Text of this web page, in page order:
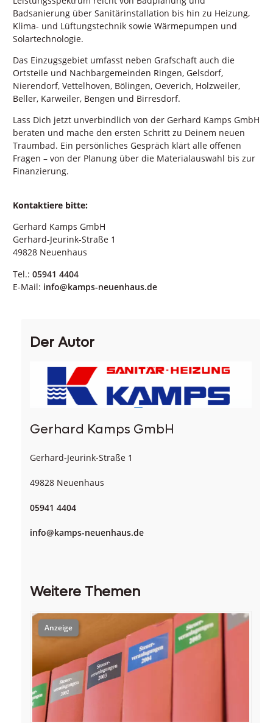
Badsanierung über Sanitärinstallation bis hin zu Heizung,
Klima- und Lüftungstechnik sowie Wärmepumpen und
Solartechnologie.
Das Einzugsgebiet umfasst neben Grafschaft auch die
Ortsteile und Nachbargemeinden Ringen, Gelsdorf,
Nierendorf, Vettelhoven, Bölingen, Oeverich, Holzweiler,
Beller, Karweiler, Bengen und Birresdorf.
Lass Dich jetzt unverbindlich von der Gerhard Kamps GmbH
beraten und mache den ersten Schritt zu Deinem neuen
Traumbad. Ein persönliches Gespräch klärt alle offenen
Fragen – von der Planung über die Materialauswahl bis zur
Finanzierung.
Kontaktiere bitte:
Gerhard Kamps GmbH
Gerhard-Jeurink-Straße 1
49828 Neuenhaus
Tel.: 05941 4404
E-Mail: info@kamps-neuenhaus.de
Der Autor
Gerhard Kamps GmbH
Gerhard-Jeurink-Straße 1
49828 Neuenhaus
05941 4404
info@kamps-neuenhaus.de
Weitere Themen